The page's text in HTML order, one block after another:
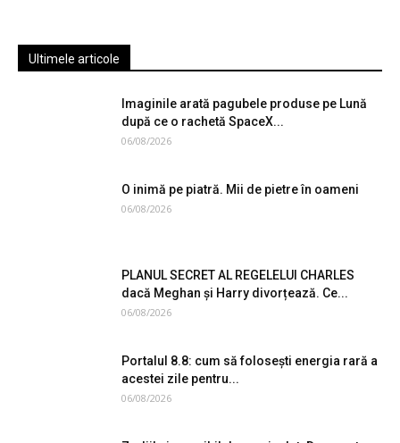
Ultimele articole
Imaginile arată pagubele produse pe Lună
după ce o rachetă SpaceX...
06/08/2026
O inimă pe piatră. Mii de pietre în oameni
06/08/2026
PLANUL SECRET AL REGELELUI CHARLES
dacă Meghan și Harry divorțează. Ce...
06/08/2026
Portalul 8.8: cum să folosești energia rară a
acestei zile pentru...
06/08/2026